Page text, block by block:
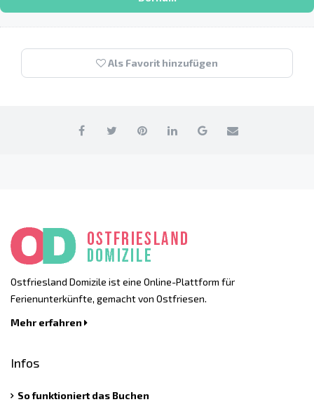
Als Favorit hinzufügen
Ostfriesland Domizile ist eine Online-Plattform für
Ferienunterkünfte, gemacht von Ostfriesen.
Mehr erfahren
Infos
So funktioniert das Buchen